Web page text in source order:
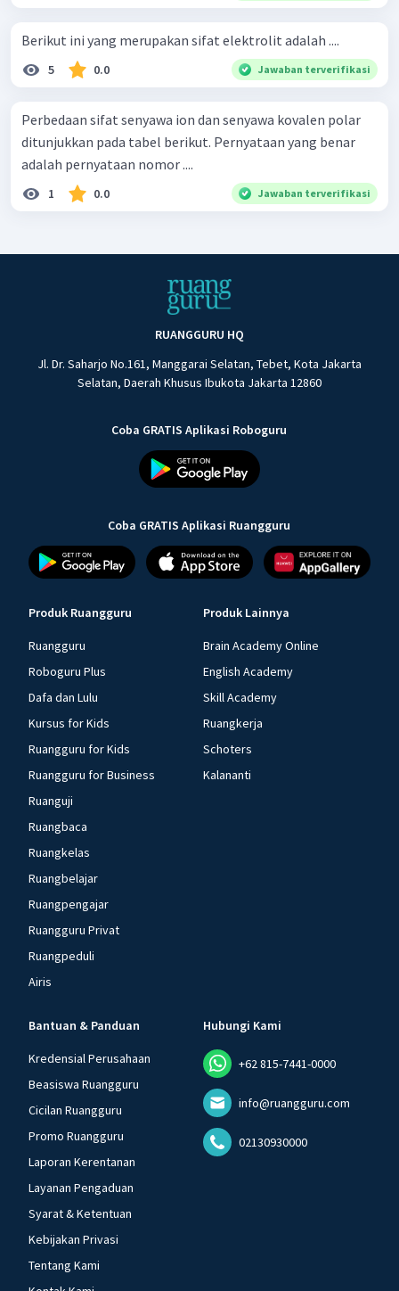
Berikut ini yang merupakan sifat elektrolit adalah ....
5 0.0 Jawaban terverifikasi
Perbedaan sifat senyawa ion dan senyawa kovalen polar
ditunjukkan pada tabel berikut. Pernyataan yang benar
adalah pernyataan nomor ....
1 0.0 Jawaban terverifikasi
RUANGGURU HQ
Jl. Dr. Saharjo No.161, Manggarai Selatan, Tebet, Kota Jakarta
Selatan, Daerah Khusus Ibukota Jakarta 12860
Coba GRATIS Aplikasi Roboguru
Coba GRATIS Aplikasi Ruangguru
Produk Ruangguru
Ruangguru
Roboguru Plus
Dafa dan Lulu
Kursus for Kids
Ruangguru for Kids
Ruangguru for Business
Ruanguji
Ruangbaca
Ruangkelas
Ruangbelajar
Ruangpengajar
Ruangguru Privat
Ruangpeduli
Airis
Produk Lainnya
Brain Academy Online
English Academy
Skill Academy
Ruangkerja
Schoters
Kalananti
Bantuan & Panduan
Kredensial Perusahaan
Beasiswa Ruangguru
Cicilan Ruangguru
Promo Ruangguru
Laporan Kerentanan
Layanan Pengaduan
Syarat & Ketentuan
Kebijakan Privasi
Tentang Kami
Hubungi Kami
+62 815-7441-0000
info@ruangguru.com
02130930000